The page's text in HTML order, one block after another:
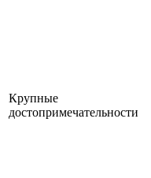
Крупные
достопримечательности